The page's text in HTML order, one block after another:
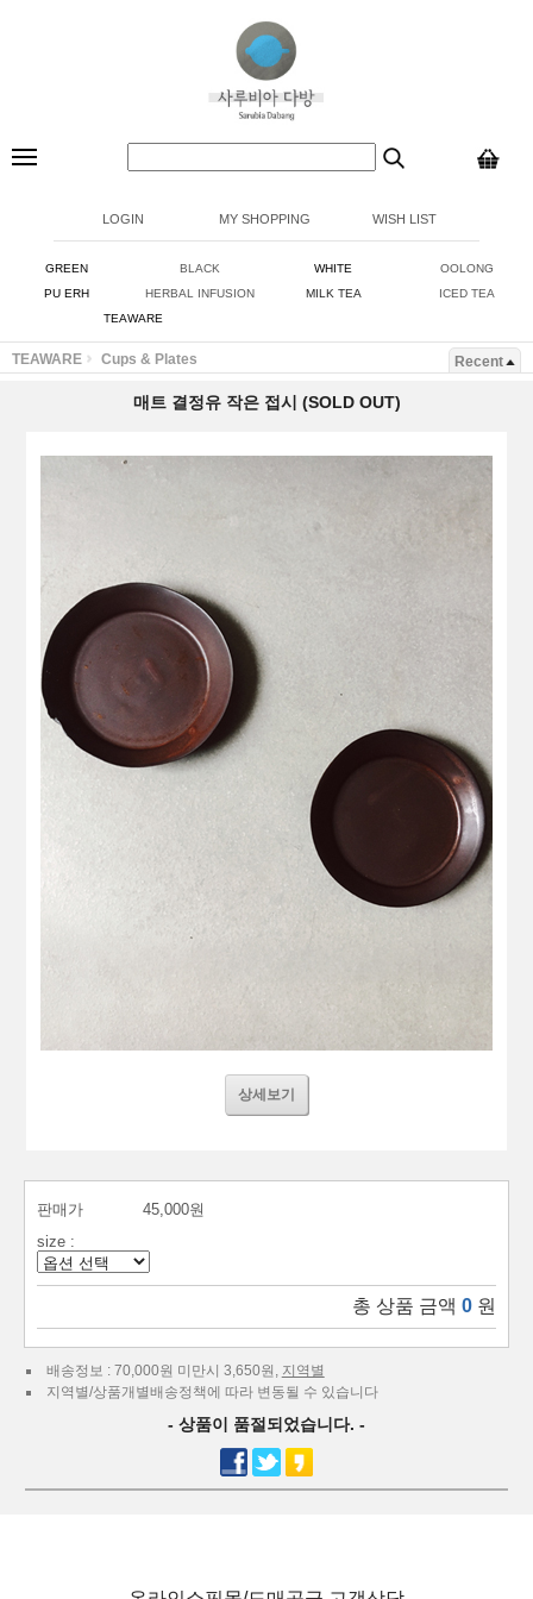
LOGIN MY SHOPPING WISH LIST
GREEN BLACK WHITE
OOLONG
PU ERH
HERBAL INFUSION MILK TEA
ICED TEA
TEAWARE
TEAWARE Cups & Plates Recent
매트 결정유 작은 접시 (SOLD OUT)
상세보기
판매가
45,000원
size :
총 상품 금액 0 원
배송정보 : 70,000원 미만시 3,650원, 지역별
지역별/상품개별배송정책에 따라 변동될 수 있습니다
- 상품이 품절되었습니다. -